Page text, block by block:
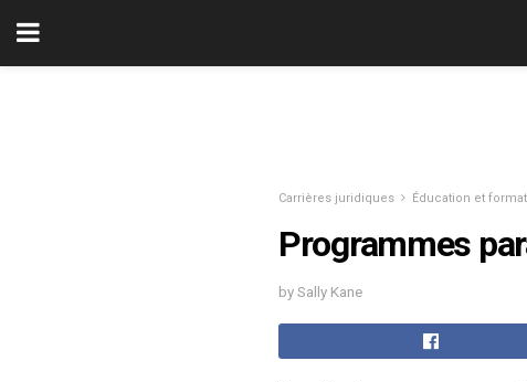
Carrières juridiques Éducation et
Programmes
by Sally Kane